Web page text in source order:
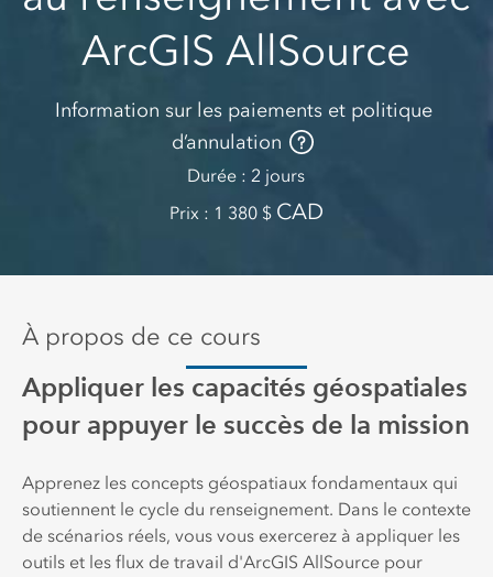
ArcGIS AllSource
Information sur les paiements et politique
d’annulation
Durée
2 jours
Prix
1 380 CAD
À propos de ce cours
Appliquer les capacités géospatiales
pour appuyer le succès de la mission
Apprenez les concepts géospatiaux fondamentaux qui
soutiennent le cycle du renseignement. Dans le contexte
de scénarios réels, vous vous exercerez à appliquer les
outils et les flux de travail d'ArcGIS AllSource pour